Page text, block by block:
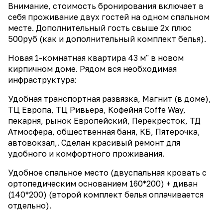
Внимание, стоимость бронирования включает в
себя проживание двух гостей на одном спальном
месте. Дополнительный гость свыше 2х плюс
500руб (как и дополнительный комплект белья).
Новая 1-комнатная квартира 43 м" в новом
кирпичном доме. Рядом вся необходимая
инфраструктура:
Удобная транспортная развязка, Магнит (в доме),
ТЦ Европа, ТЦ Ривьера, Кофейня Coffe Way,
пекарня, рынок Европейский, Перекресток, ТД
Атмосфера, общественная баня, КБ, Пятерочка,
автовокзал,. Сделан красивый ремонт для
удобного и комфортного проживания.
Удобное спальное место (двуспальная кровать с
ортопедическим основанием 160*200) + диван
(140*200) (второй комплект белья оплачивается
отдельно).